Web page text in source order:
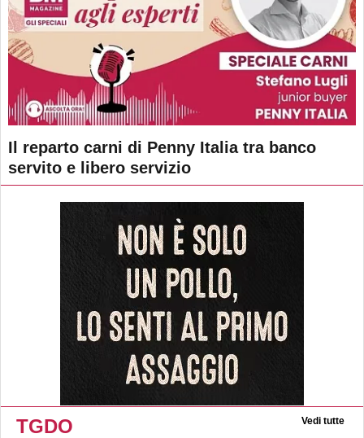
Il reparto carni di Penny Italia tra banco
servito e libero servizio
TGDO Vedi tutte